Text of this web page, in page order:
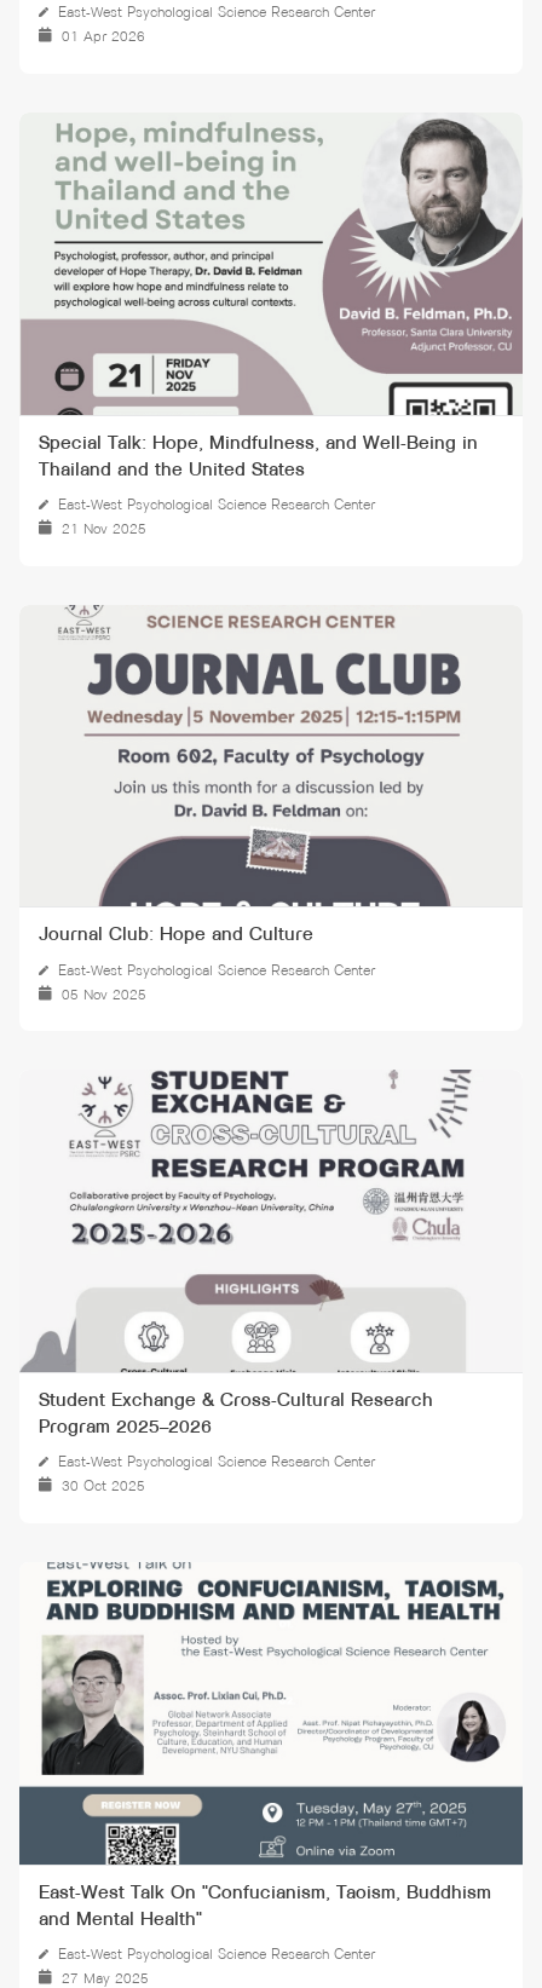
East-West Psychological Science Research Center
01 Apr 2026
Special Talk: Hope, Mindfulness, and Well-Being in
Thailand and the United States
East-West Psychological Science Research Center
21 Nov 2025
Journal Club: Hope and Culture
East-West Psychological Science Research Center
05 Nov 2025
Student Exchange & Cross-Cultural Research
Program 2025–2026
East-West Psychological Science Research Center
30 Oct 2025
East-West Talk On "Confucianism, Taoism, Buddhism
and Mental Health"
East-West Psychological Science Research Center
27 May 2025